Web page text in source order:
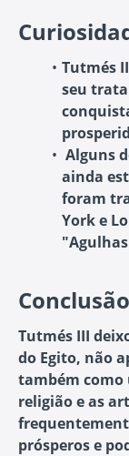
Tutmés
seu
Alguns
ainda
foram
York e
Conclusão
Tutmés III
do Egito, não
também como
religião e as
prósperos e